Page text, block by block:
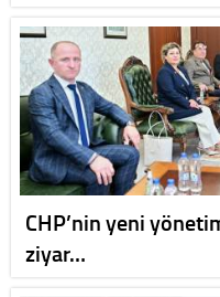
CHP’nin yeni
ziyar…